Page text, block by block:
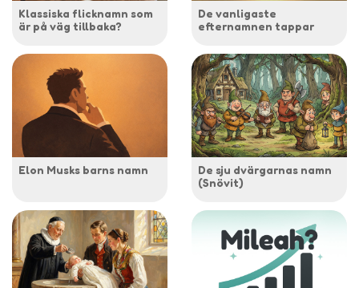
Klassiska flicknamn som
är på väg tillbaka?
De vanligaste
efternamnen tappar
Elon Musks barns namn
De sju dvärgarnas namn
(Snövit)